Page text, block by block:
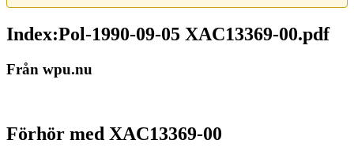
Index:Pol-1990-09-05 XAC13369-00.pdf
Från wpu.nu
Förhör med XAC13369-00